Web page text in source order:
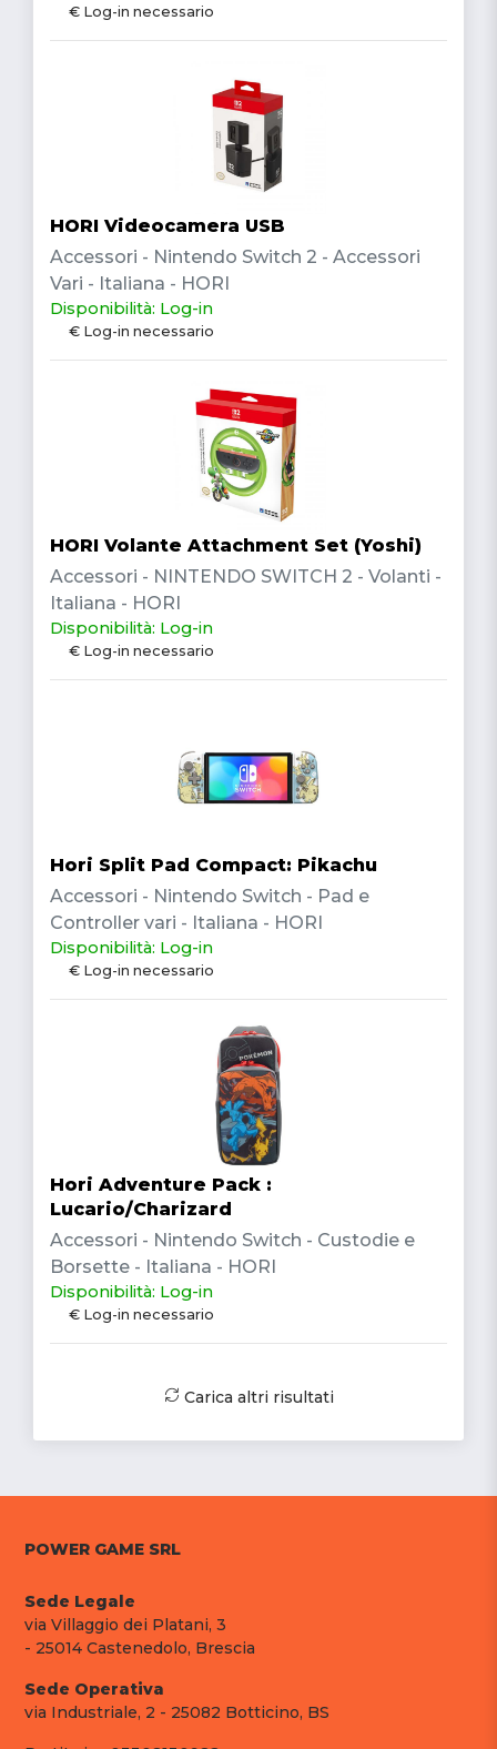
€ Log-in necessario
HORI Videocamera USB
Accessori - Nintendo Switch 2 - Accessori
Vari - Italiana - HORI
Disponibilità: Log-in
€ Log-in necessario
HORI Volante Attachment Set (Yoshi)
Accessori - NINTENDO SWITCH 2 - Volanti -
Italiana - HORI
Disponibilità: Log-in
€ Log-in necessario
Hori Split Pad Compact: Pikachu
Accessori - Nintendo Switch - Pad e
Controller vari - Italiana - HORI
Disponibilità: Log-in
€ Log-in necessario
Hori Adventure Pack :
Lucario/Charizard
Accessori - Nintendo Switch - Custodie e
Borsette - Italiana - HORI
Disponibilità: Log-in
€ Log-in necessario
Carica altri risultati
POWER GAME SRL
Sede Legale
via Villaggio dei Platani, 3
- 25014 Castenedolo, Brescia
Sede Operativa
via Industriale, 2 - 25082 Botticino, BS